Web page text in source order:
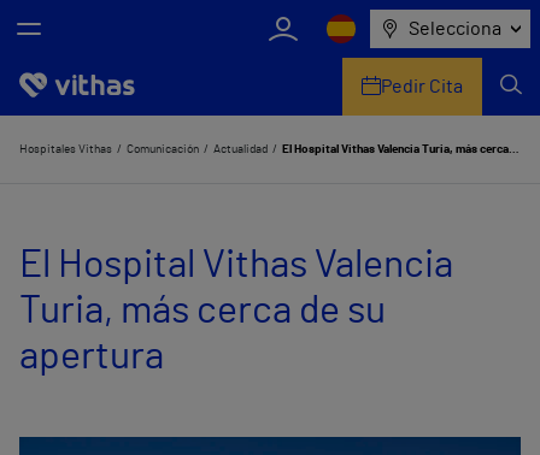
Selecciona
Nosotros
Servicios de salud
Equipo médico y asistencial
Información útil
Comunicación
Pedir Cita
Hospitales Vithas Comunicación Actualidad El Hospital Vithas Valencia Turia, más cerca de su apertura
El Hospital Vithas Valencia
Turia, más cerca de su
apertura